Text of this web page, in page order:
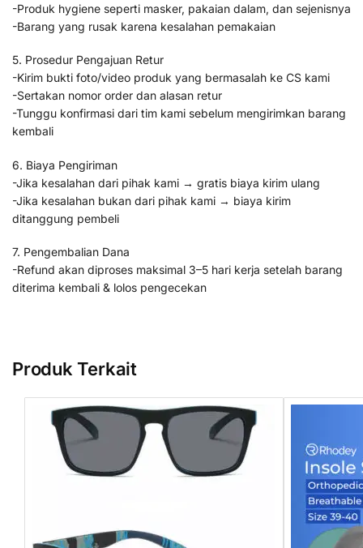
-Produk hygiene seperti masker, pakaian dalam, dan sejenisnya
-Barang yang rusak karena kesalahan pemakaian
5. Prosedur Pengajuan Retur
-Kirim bukti foto/video produk yang bermasalah ke CS kami
-Sertakan nomor order dan alasan retur
-Tunggu konfirmasi dari tim kami sebelum mengirimkan barang
kembali
6. Biaya Pengiriman
-Jika kesalahan dari pihak kami → gratis biaya kirim ulang
-Jika kesalahan bukan dari pihak kami → biaya kirim
ditanggung pembeli
7. Pengembalian Dana
-Refund akan diproses maksimal 3–5 hari kerja setelah barang
diterima kembali & lolos pengecekan
Produk Terkait